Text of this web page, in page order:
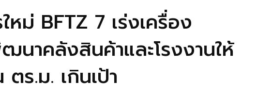
ม่ BFTZ 7 เร่งเครื่อง
าคลังสินค้าและโรงงานให้
ร.ม. เกินเป้า